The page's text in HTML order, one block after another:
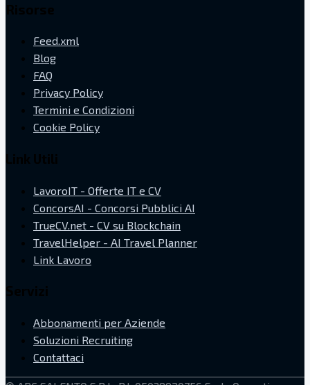
Feed.xml
Blog
FAQ
Privacy Policy
Termini e Condizioni
Cookie Policy
LavoroIT - Offerte IT e CV
ConcorsAI - Concorsi Pubblici AI
TrueCV.net - CV su Blockchain
TravelHelper - AI Travel Planner
Link Lavoro
Abbonamenti per Aziende
Soluzioni Recruiting
Contattaci